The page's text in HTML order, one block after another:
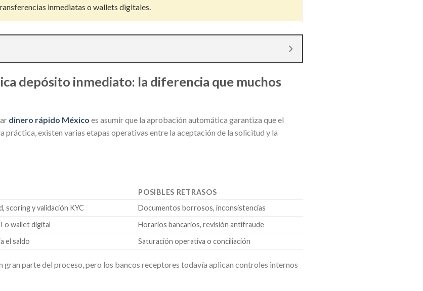
inmediatas o wallets digitales.
depósito inmediato: la diferencia que muchos
dinero rápido México es asumir que la aprobación automática garantiza que el
práctica, existen varias etapas operativas entre la aceptación de la solicitud y la
POSIBLES RETRASOS
scoring y validación KYC
Documentos borrosos, inconsistencias
o wallet digital
Horarios bancarios, revisión antifraude
el saldo Saturación operativa o conciliación
gran parte del proceso, pero los bancos receptores todavía aplican controles internos